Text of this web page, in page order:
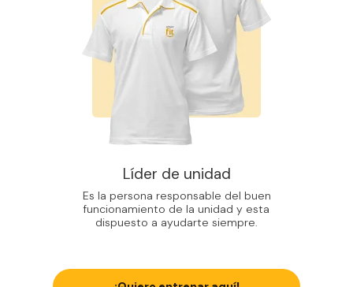
Líder de unidad
Es la persona responsable del buen
funcionamiento de la unidad y esta
dispuesto a ayudarte siempre.